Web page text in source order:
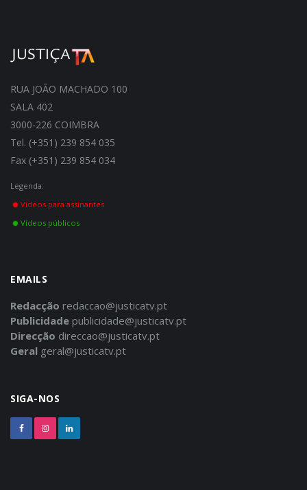
RUA JOÃO MACHADO 100
SALA 402
3000-226 COIMBRA
Tel. (+351) 239 854 035
Fax (+351) 239 854 034
Legenda:
Vídeos para assinantes
Vídeos públicos
EMAILS
Redacção redaccao@justicatv.pt
Publicidade publicidade@justicatv.pt
Direcção direccao@justicatv.pt
Geral geral@justicatv.pt
SIGA-NOS